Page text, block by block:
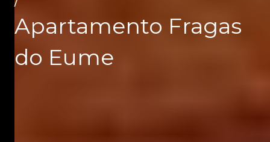
Apartamento Fragas
do Eume